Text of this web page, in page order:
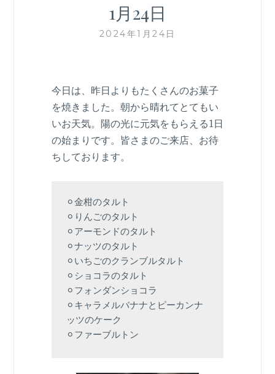
1月24日
2024年1月24日
今日は、昨日よりもたくさんのお菓子
を焼きました。朝から晴れてとてもい
いお天気。陽の光に元気をもらえる1日
の始まりです。皆さまのご来店、お待
ちしております。
⚪︎金柑のタルト
⚪︎りんごのタルト
⚪︎アーモンドのタルト
⚪︎ナッツのタルト
⚪︎いちごのクランブルタルト
⚪︎ショコラのタルト
⚪︎フォンダンショコラ
⚪︎キャラメルバナナとピーカンナ
ッツのケーク